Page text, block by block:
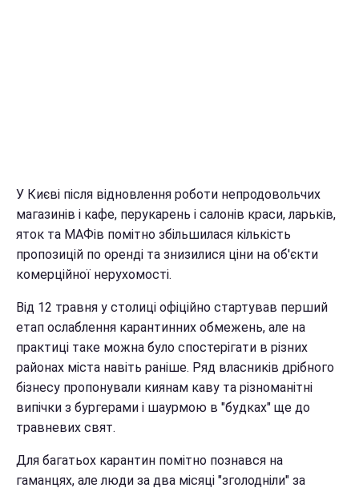
У Києві після відновлення роботи непродовольчих
магазинів і кафе, перукарень і салонів краси, ларьків,
яток та МАФів помітно збільшилася кількість
пропозицій по оренді та знизилися ціни на об'єкти
комерційної нерухомості.
Від 12 травня у столиці офіційно стартував перший
етап ослаблення карантинних обмежень, але на
практиці таке можна було спостерігати в різних
районах міста навіть раніше. Ряд власників дрібного
бізнесу пропонували киянам каву та різноманітні
випічки з бургерами і шаурмою в "будках" ще до
травневих свят.
Для багатьох карантин помітно познався на
гаманцях, але люди за два місяці "зголодніли" за